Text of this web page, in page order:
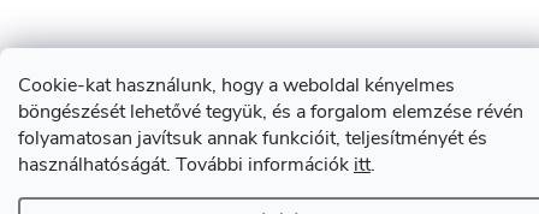
Cookie-kat használunk, hogy a weboldal kényelmes
böngészését lehetővé tegyük, és a forgalom elemzése révén
folyamatosan javítsuk annak funkcióit, teljesítményét és
használhatóságát. További információk itt.